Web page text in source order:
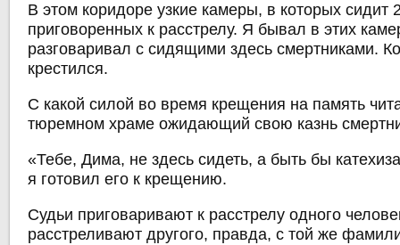
В этом коридоре узкие камеры, в которых сидит
приговоренных к расстрелу. Я бывал в этих
разговаривал с сидящими здесь смертниками.
крестился.
С какой силой во время крещения на память
тюремном храме ожидающий свою казнь
«Тебе, Дима, не здесь сидеть, а быть бы
я готовил его к крещению.
Судьи приговаривают к расстрелу одного
расстреливают другого, правда, с той же